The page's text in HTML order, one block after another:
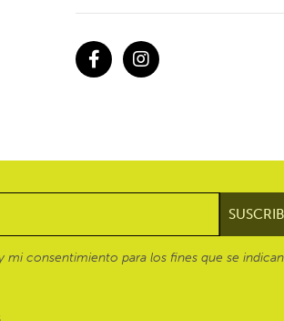
mi consentimiento para los fines que se